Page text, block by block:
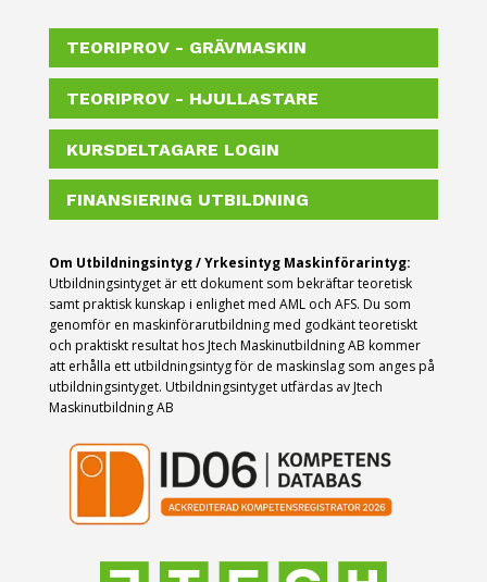
TEORIPROV - GRÄVMASKIN
TEORIPROV - HJULLASTARE
KURSDELTAGARE LOGIN
FINANSIERING UTBILDNING
Om Utbildningsintyg / Yrkesintyg Maskinförarintyg:
Utbildningsintyget är ett dokument som bekräftar teoretisk
samt praktisk kunskap i enlighet med AML och AFS. Du som
genomför en maskinförarutbildning med godkänt teoretiskt
och praktiskt resultat hos Jtech Maskinutbildning AB kommer
att erhålla ett utbildningsintyg för de maskinslag som anges på
utbildningsintyget. Utbildningsintyget utfärdas av Jtech
Maskinutbildning AB